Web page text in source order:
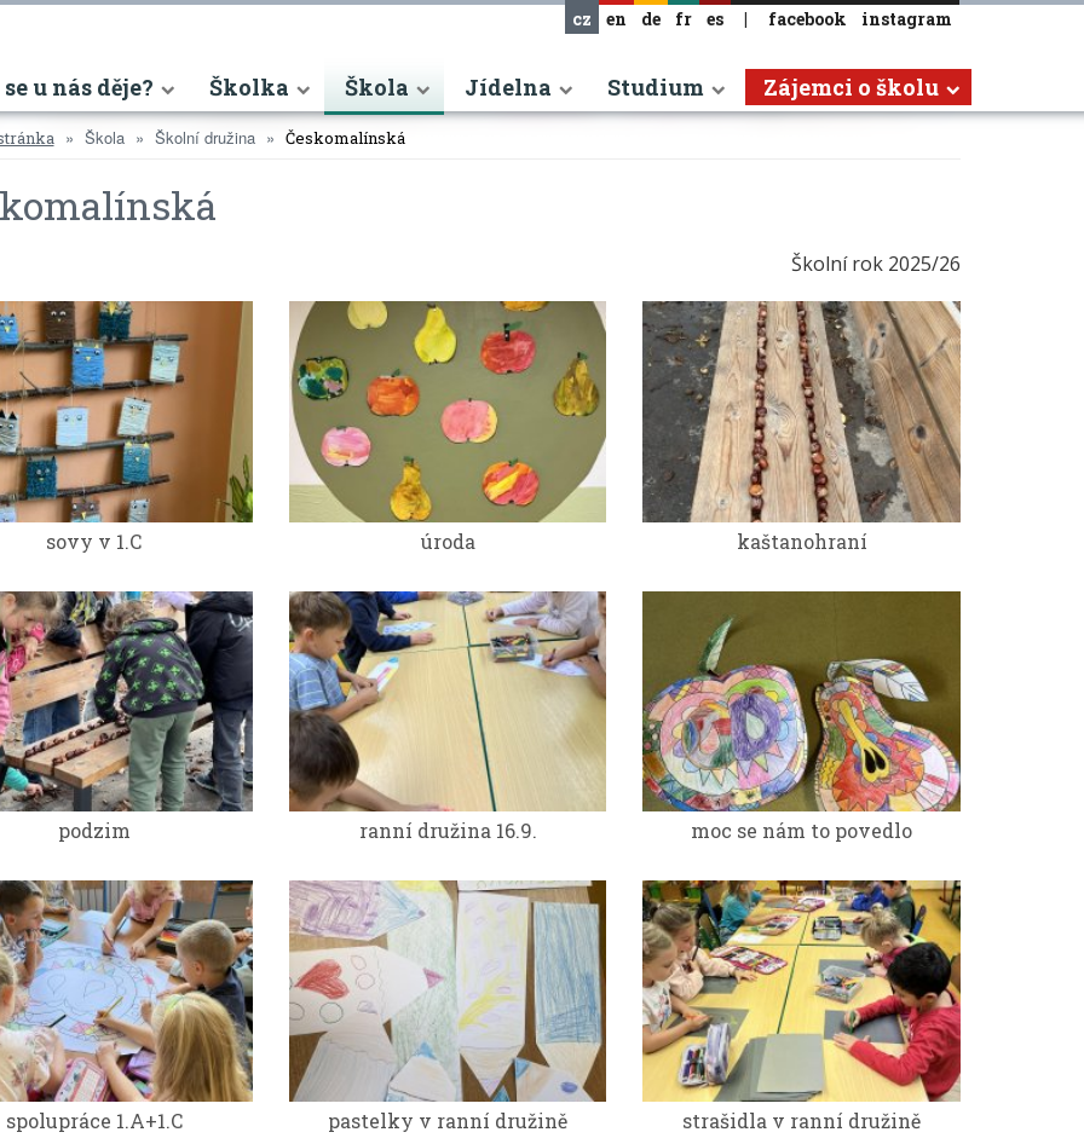
cz en de fr es | facebook instagram
se u nás děje? Školka Škola Jídelna Studium Zájemci o školu
Škola Školní družina Českomalínská
Školní rok 2025/26
sovy v 1.C úroda kaštanohraní
podzim ranní družina 16.9. moc se nám to povedlo
spolupráce 1.A+1.C pastelky v ranní družině strašidla v ranní družině